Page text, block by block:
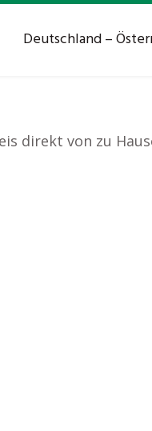
Deutschland –
direkt von zu